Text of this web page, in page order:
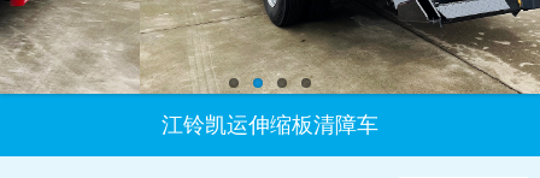
江铃凯运伸缩板清障车